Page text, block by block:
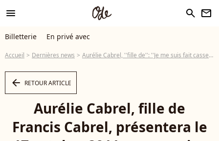
menu search newsletter
Billetterie En privé avec
Accueil Dernières news Aurélie Cabrel, ''fille de'': ''Je me suis fait casser la figure à cause de ça''
arrow_left RETOUR ARTICLE
Aurélie Cabrel, fille de
Francis Cabrel, présentera le